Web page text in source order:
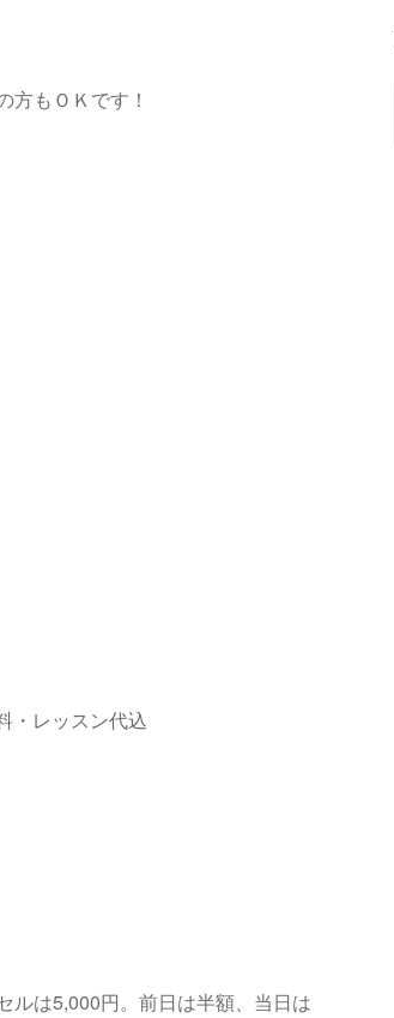
もＯＫです！
・レッスン代込
ルは5,000円。前日は半額、当日は